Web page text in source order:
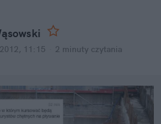
11:15 2 minuty czytania